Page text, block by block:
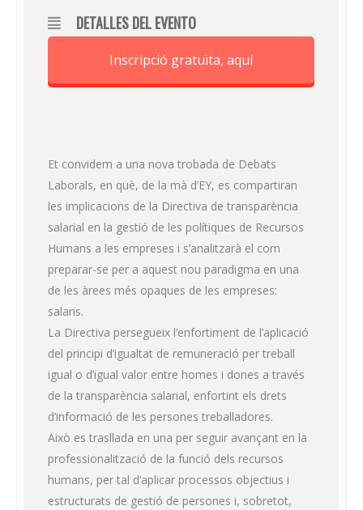
DETALLES DEL EVENTO
Inscripció gratuïta, aquí
Et convidem a una nova trobada de Debats
Laborals, en què, de la mà d’EY, es compartiran
les implicacions de la Directiva de transparència
salarial en la gestió de les polítiques de Recursos
Humans a les empreses i s’analitzarà el com
preparar-se per a aquest nou paradigma en una
de les àrees més opaques de les empreses:
salaris.
La Directiva persegueix l’enfortiment de l’aplicació
del principi d’igualtat de remuneració per treball
igual o d’igual valor entre homes i dones a través
de la transparència salarial, enfortint els drets
d’informació de les persones treballadores.
Això es trasllada en una per seguir avançant en la
professionalització de la funció dels recursos
humans, per tal d’aplicar processos objectius i
estructurats de gestió de persones i, sobretot,